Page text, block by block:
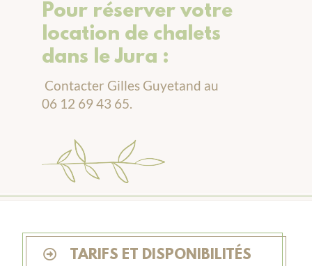
Pour réserver votre
location de chalets
dans le Jura :
Contacter Gilles Guyetand au
06 12 69 43 65.
TARIFS ET DISPONIBILITÉS